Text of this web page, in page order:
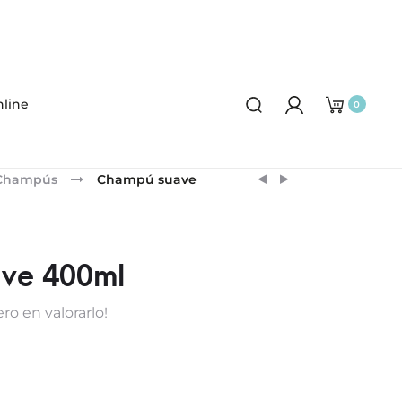
0
Product
DRENA
VENCAP
Champú suave
400ml
en valorarlo!